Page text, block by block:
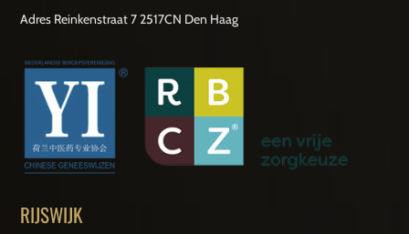
Adres Reinkenstraat 7 2517CN Den Haag
RIJSWIJK